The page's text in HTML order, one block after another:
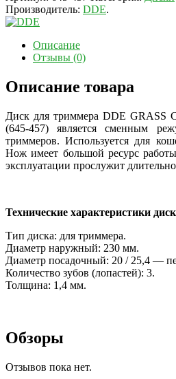
Производитель: DDE.
Описание
Отзывы (0)
Описание товара
Диск для триммера DDE GRASS
(645-457) является сменным
триммеров. Используется для
Нож имеет большой ресурс
эксплуатации прослужит
Технические характеристики
Тип диска: для триммера.
Диаметр наружный: 230 мм.
Диаметр посадочный: 20 / 25,4 —
Количество зубов (лопастей): 3.
Толщина: 1,4 мм.
Обзоры
Отзывов пока нет.